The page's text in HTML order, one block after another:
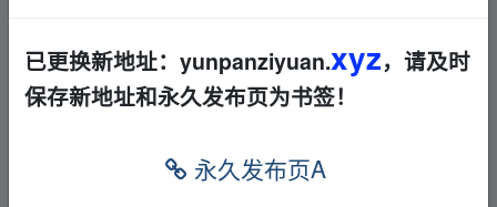
已更换新地址：yunpanziyuan.xyz，请及时
保存新地址和永久发布页为书签！
永久发布页A